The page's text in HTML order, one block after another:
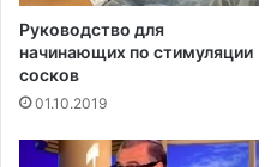
л
у
ч
и
Руководство для
начинающих по стимуляции
сосков
01.10.2019